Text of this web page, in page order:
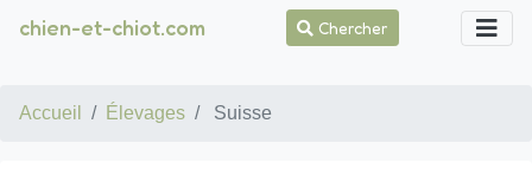
chien-et-chiot.com Chercher
Accueil Élevages Suisse